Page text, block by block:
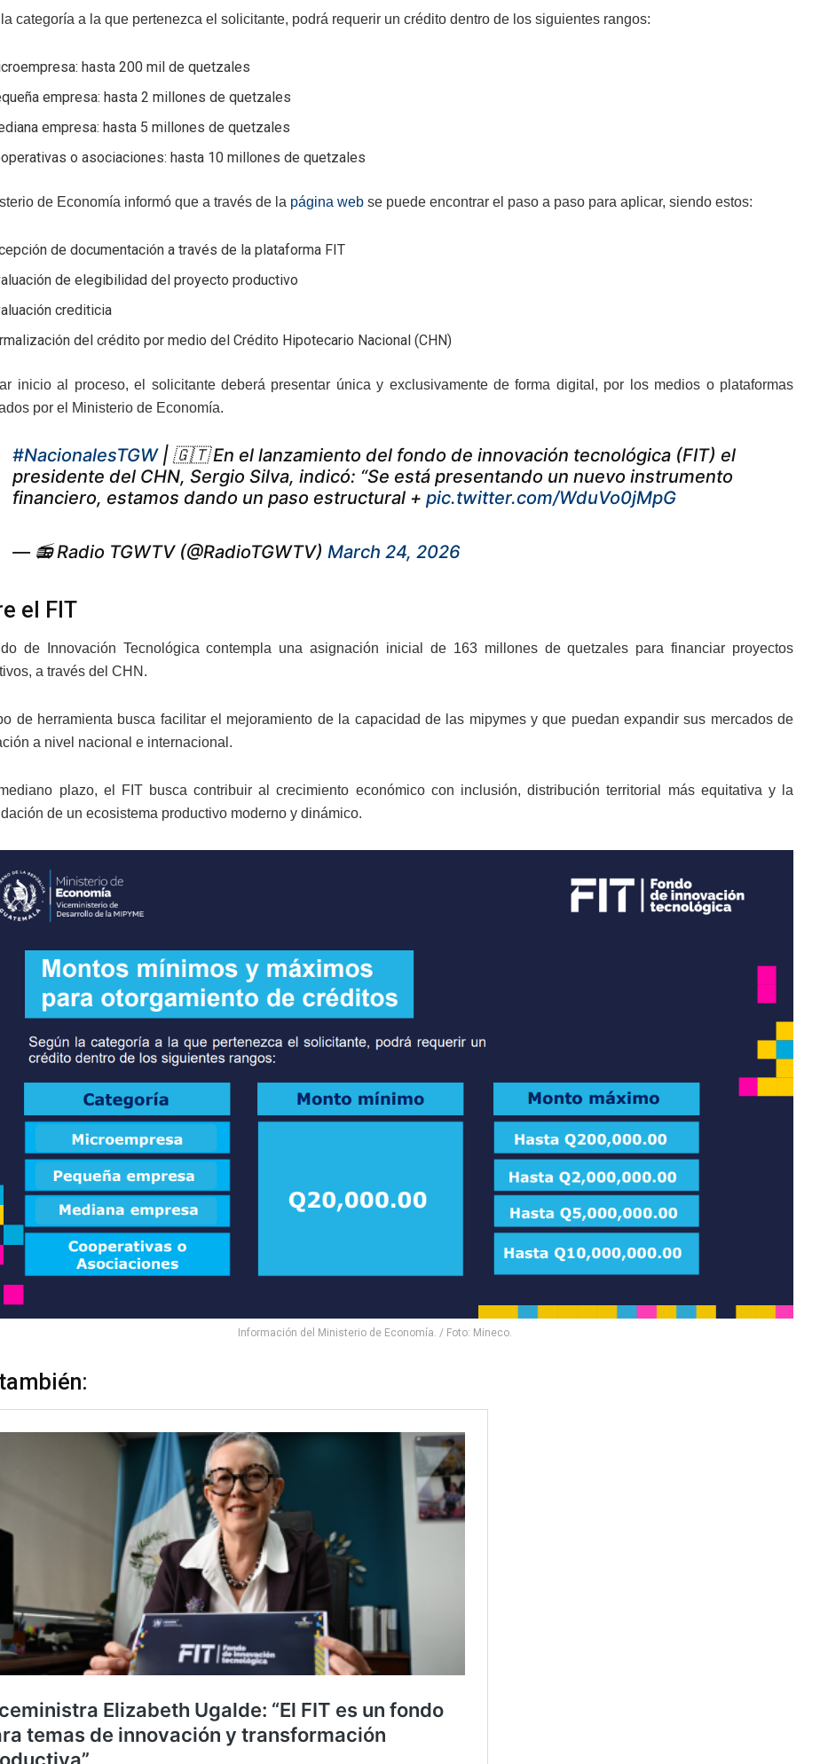
categoría a la que pertenezca el solicitante, podrá requerir un crédito dentro de los siguientes rangos:
hasta 200 mil de quetzales
empresa: hasta 2 millones de quetzales
empresa: hasta 5 millones de quetzales
o asociaciones: hasta 10 millones de quetzales
de Economía informó que a través de la página web se puede encontrar el paso a paso para aplicar, siendo estos:
de documentación a través de la plataforma FIT
de elegibilidad del proyecto productivo
crediticia
del crédito por medio del Crédito Hipotecario Nacional (CHN)
inicio al proceso, el solicitante deberá presentar única y exclusivamente de forma digital, por los medios o plataformas
por el Ministerio de Economía.
#NacionalesTGW| 🇬🇹 En el lanzamiento del fondo de innovación tecnológica (FIT) el
presidente del CHN, Sergio Silva, indicó: “Se está presentando un nuevo instrumento
financiero, estamos dando un paso estructural + pic.twitter.com/WduVo0jMpG
— 📻 Radio TGWTV (@RadioTGWTV) March 24, 2026
el FIT
de Innovación Tecnológica contempla una asignación inicial de 163 millones de quetzales para financiar proyectos
a través del CHN.
de herramienta busca facilitar el mejoramiento de la capacidad de las mipymes y que puedan expandir sus mercados de
a nivel nacional e internacional.
plazo, el FIT busca contribuir al crecimiento económico con inclusión, distribución territorial más equitativa y la
de un ecosistema productivo moderno y dinámico.
Información del Ministerio de Economía. / Foto: Mineco.